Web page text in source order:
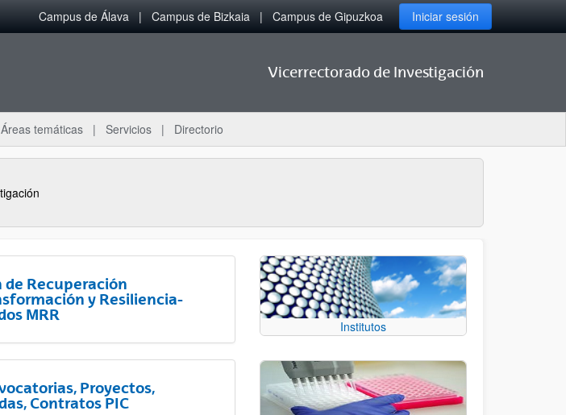
Campus de Álava Campus de Bizkaia Campus de Gipuzkoa Iniciar sesión
Vicerrectorado de Investigación
Áreas temáticas Servicios Directorio
de Recuperación
y Resiliencia-
MRR
Proyectos,
Contratos PIC
Institutos